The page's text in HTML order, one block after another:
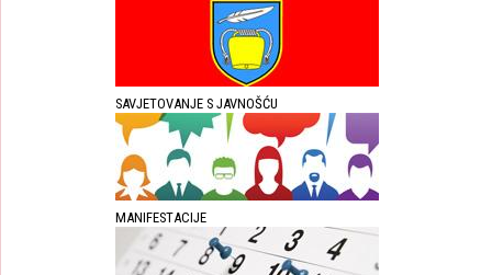
SAVJETOVANJE S JAVNOŠĆU
MANIFESTACIJE